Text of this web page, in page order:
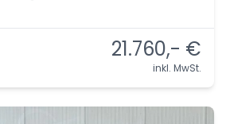
21.760,- €
inkl. MwSt.